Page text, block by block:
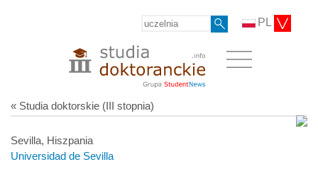
PL
« Studia doktorskie (III stopnia)
Sevilla, Hiszpania
Universidad de Sevilla